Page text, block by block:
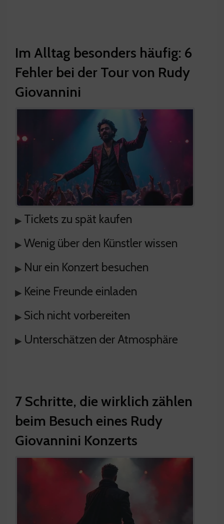
Im Alltag besonders häufig: 6
Fehler bei der Tour von Rudy
Giovannini
▸ Tickets zu spät kaufen
▸ Wenig über den Künstler wissen
▸ Nur ein Konzert besuchen
▸ Keine Freunde einladen
▸ Sich nicht vorbereiten
▸ Unterschätzen der Atmosphäre
7 Schritte, die wirklich zählen
beim Besuch eines Rudy
Giovannini Konzerts